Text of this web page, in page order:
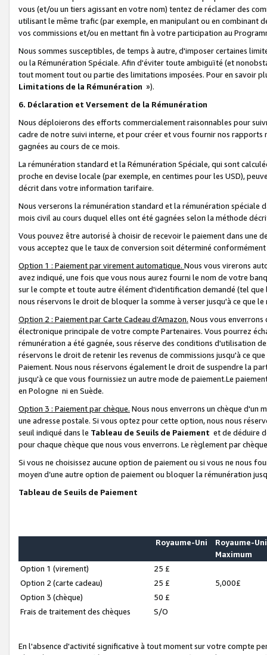
vous (et/ou un tiers agissant en votre nom) tentez de réclamer des
utilisant le même trafic (par exemple, en manipulant ou en combinant
vos commissions et/ou en mettant fin à votre participation au
Nous sommes susceptibles, de temps à autre, d'imposer certaines
ou la Rémunération Spéciale. Afin d'éviter toute ambiguïté (et
tout moment tout ou partie des limitations imposées. Pour en savoir
Limitations de la Rémunération »).
6. Déclaration et Versement de la Rémunération
Nous déploierons des efforts commercialement raisonnables pour
cadre de notre suivi interne, et pour créer et vous fournir nos
gagnées au cours de ce mois.
La rémunération standard et la Rémunération Spéciale, qui sont
proche en devise locale (par exemple, en centimes pour les USD),
décrit dans votre information tarifaire.
Nous verserons la rémunération standard et la rémunération spéciale
mois civil au cours duquel elles ont été gagnées selon la méthode
Vous pouvez être autorisé à choisir de recevoir le paiement dans une
vous acceptez que le taux de conversion soit déterminé
Option 1 : Paiement par virement automatique. Nous vous virerons
avez indiqué, une fois que vous nous aurez fourni le nom de votre
sur le compte et toute autre élément d'identification demandé (tel que
nous réservons le droit de bloquer la somme à verser jusqu'à ce que
Option 2 : Paiement par Carte Cadeau d’Amazon. Nous vous
électronique principale de votre compte Partenaires. Vous pourrez
rémunération a été gagnée, sous réserve des conditions d'utilisation
réservons le droit de retenir les revenus de commissions jusqu'à ce
Paiement. Nous nous réservons également le droit de suspendre la
jusqu'à ce que vous fournissiez un autre mode de paiement.Le
en Pologne ni en Suède.
Option 3 : Paiement par chèque. Nous nous enverrons un chèque d'un
une adresse postale. Si vous optez pour cette option, nous nous
seuil indiqué dans le Tableau de Seuils de Paiement et de déduire
pour chaque chèque que nous vous enverrons. Le règlement par
Si vous ne choisissez aucune option de paiement ou si vous ne nous
moyen d’une autre option de paiement ou bloquer la rémunération
Tableau de Seuils de Paiement
Royaume-Uni
Royaume-Uni
Maximum
Option 1 (virement)
25 £
Option 2 (carte cadeau)
25 £
5,000£
Option 3 (chèque)
50 £
Frais de traitement des chèques
S/O
En l'absence d'activité significative à tout moment sur votre compte